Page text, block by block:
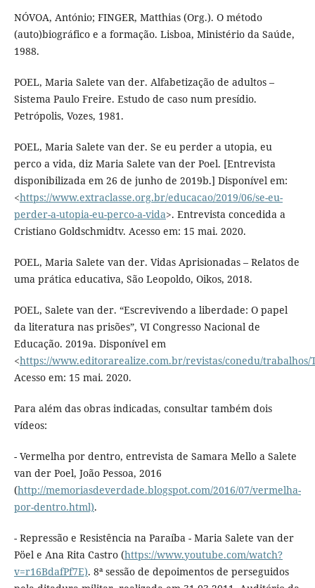
NÓVOA, António; FINGER, Matthias (Org.). O método
(auto)biográfico e a formação. Lisboa, Ministério da Saúde,
1988.
POEL, Maria Salete van der. Alfabetização de adultos –
Sistema Paulo Freire. Estudo de caso num presídio.
Petrópolis, Vozes, 1981.
POEL, Maria Salete van der. Se eu perder a utopia, eu
perco a vida, diz Maria Salete van der Poel. [Entrevista
disponibilizada em 26 de junho de 2019b.] Disponível em:
<https://www.extraclasse.org.br/educacao/2019/06/se-eu-
perder-a-utopia-eu-perco-a-vida>. Entrevista concedida a
Cristiano Goldschmidtv. Acesso em: 15 mai. 2020.
POEL, Maria Salete van der. Vidas Aprisionadas – Relatos de
uma prática educativa, São Leopoldo, Oikos, 2018.
POEL, Salete van der. “Escrevivendo a liberdade: O papel
da literatura nas prisões”, VI Congresso Nacional de
Educação. 2019a. Disponível em
<https://www.editorarealize.com.br/revistas/conedu/trabalhos/
Acesso em: 15 mai. 2020.
Para além das obras indicadas, consultar também dois
vídeos:
- Vermelha por dentro, entrevista de Samara Mello a Salete
van der Poel, João Pessoa, 2016
(http://memoriasdeverdade.blogspot.com/2016/07/vermelha-
por-dentro.html).
- Repressão e Resistência na Paraíba - Maria Salete van der
Pöel e Ana Rita Castro (https://www.youtube.com/watch?
v=r16BdafPf7E). 8ª sessão de depoimentos de perseguidos